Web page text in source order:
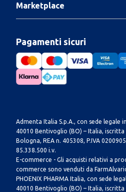
Marketplace
Pagamenti sicuri
Admenta Italia S.p.A., con sede legale
40010 Bentivoglio (BO) – Italia,
Bologna, REA n. 405308, P.IVA
85.338.500 i.v.
E-commerce - Gli acquisti relativi a
commerce sono venduti da
PHOENIX PHARMA Italia, con sede
40010 Bentivoglio (BO) – Italia,